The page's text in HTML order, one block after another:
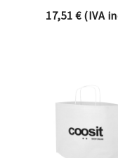
17,51€(IVA